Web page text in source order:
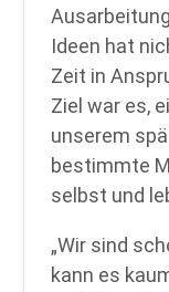
Ideen hat
Zeit in
Ziel war es,
unserem
bestimmte
selbst und
„Wir sind
kann es